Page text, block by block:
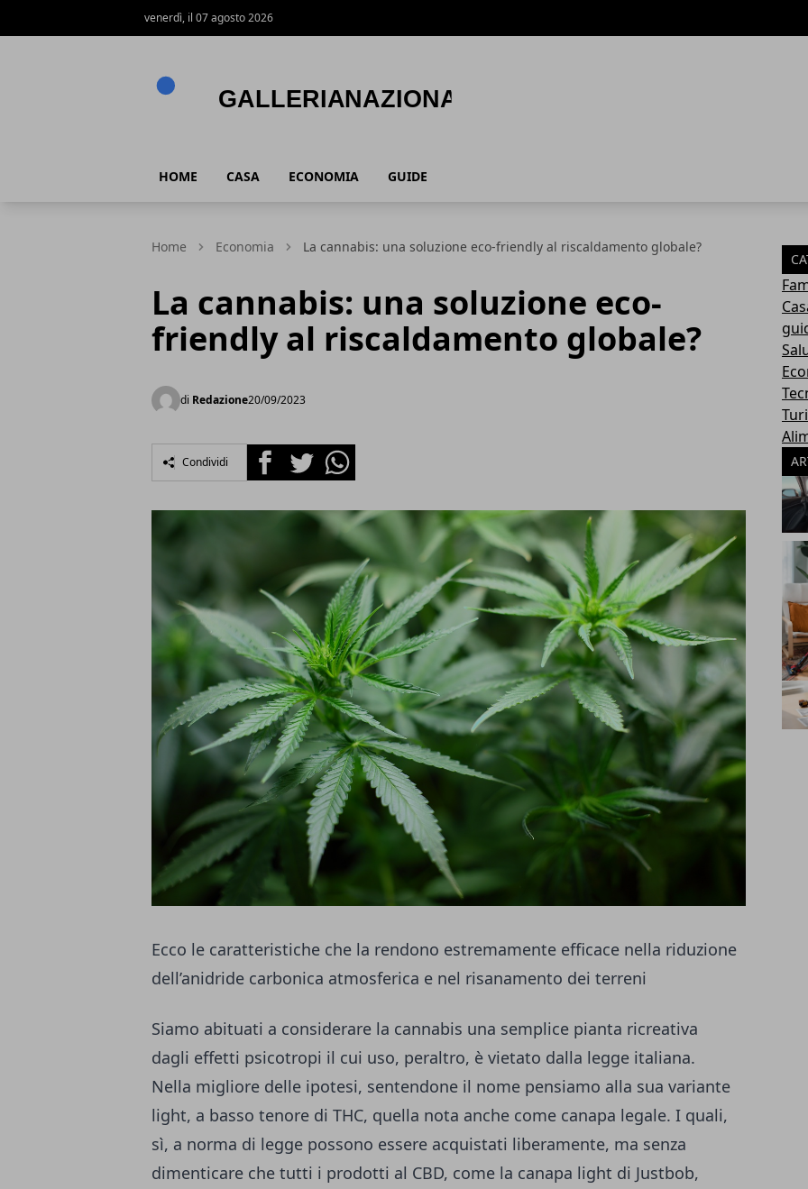
venerdì, il 07 agosto 2026
HOME CASA ECONOMIA GUIDE
Home Economia La cannabis: una soluzione eco-friendly al riscaldamento globale?
La cannabis: una soluzione eco-
friendly al riscaldamento globale?
di Redazione20/09/2023
Condividi FacebookTwitterWhatsapp
Ecco le caratteristiche che la rendono estremamente efficace nella riduzione
dell’anidride carbonica atmosferica e nel risanamento dei terreni
Siamo abituati a considerare la cannabis una semplice pianta ricreativa
dagli effetti psicotropi il cui uso, peraltro, è vietato dalla legge italiana.
Nella migliore delle ipotesi, sentendone il nome pensiamo alla sua variante
light, a basso tenore di THC, quella nota anche come canapa legale. I quali,
sì, a norma di legge possono essere acquistati liberamente, ma senza
dimenticare che tutti i prodotti al CBD, come la canapa light di Justbob,